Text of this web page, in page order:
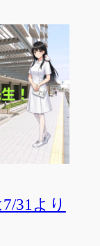
31より